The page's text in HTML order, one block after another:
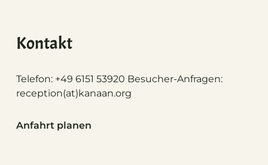
Kontakt
Telefon: +49 6151 53920 Besucher-Anfragen:
reception(at)kanaan.org
Anfahrt planen